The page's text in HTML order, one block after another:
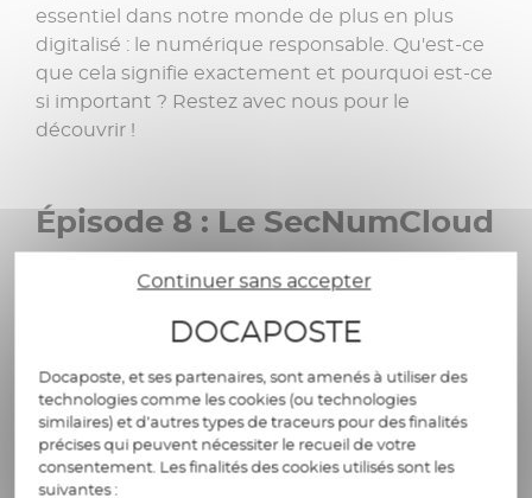
essentiel dans notre monde de plus en plus
digitalisé : le numérique responsable. Qu'est-ce
que cela signifie exactement et pourquoi est-ce
si important ? Restez avec nous pour le
découvrir !
Épisode 8 : Le SecNumCloud
Aujourd’hui, nous allons parler du référentiel
de la cybersécurité en France.
Épisode 7 : Le prompt
design
Continuer sans accepter
DOCAPOSTE
Docaposte, et ses partenaires, sont amenés à utiliser des
technologies comme les cookies (ou technologies
similaires) et d’autres types de traceurs pour des finalités
précises qui peuvent nécessiter le recueil de votre
consentement. Les finalités des cookies utilisés sont les
suivantes :